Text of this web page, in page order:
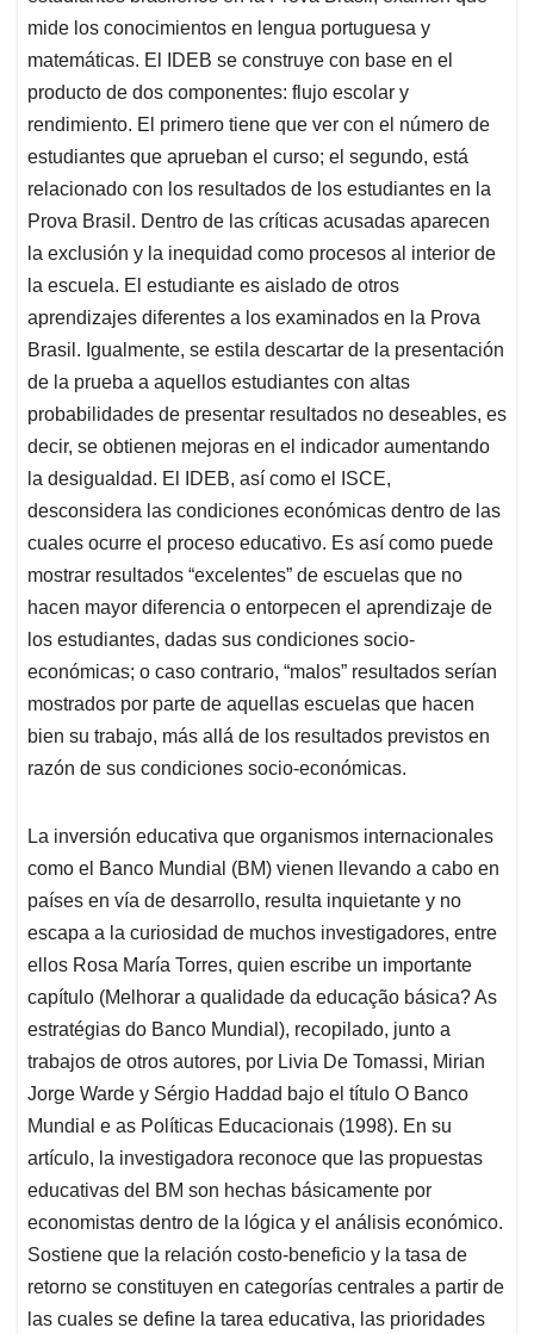
mide los conocimientos en lengua portuguesa y
matemáticas. El IDEB se construye con base en el
producto de dos componentes: flujo escolar y
rendimiento. El primero tiene que ver con el número de
estudiantes que aprueban el curso; el segundo, está
relacionado con los resultados de los estudiantes en la
Prova Brasil. Dentro de las críticas acusadas aparecen
la exclusión y la inequidad como procesos al interior de
la escuela. El estudiante es aislado de otros
aprendizajes diferentes a los examinados en la Prova
Brasil. Igualmente, se estila descartar de la presentación
de la prueba a aquellos estudiantes con altas
probabilidades de presentar resultados no deseables, es
decir, se obtienen mejoras en el indicador aumentando
la desigualdad. El IDEB, así como el ISCE,
desconsidera las condiciones económicas dentro de las
cuales ocurre el proceso educativo. Es así como puede
mostrar resultados “excelentes” de escuelas que no
hacen mayor diferencia o entorpecen el aprendizaje de
los estudiantes, dadas sus condiciones socio-
económicas; o caso contrario, “malos” resultados serían
mostrados por parte de aquellas escuelas que hacen
bien su trabajo, más allá de los resultados previstos en
razón de sus condiciones socio-económicas.
La inversión educativa que organismos internacionales
como el Banco Mundial (BM) vienen llevando a cabo en
países en vía de desarrollo, resulta inquietante y no
escapa a la curiosidad de muchos investigadores, entre
ellos Rosa María Torres, quien escribe un importante
capítulo (Melhorar a qualidade da educação básica? As
estratégias do Banco Mundial), recopilado, junto a
trabajos de otros autores, por Livia De Tomassi, Mirian
Jorge Warde y Sérgio Haddad bajo el título O Banco
Mundial e as Políticas Educacionais (1998). En su
artículo, la investigadora reconoce que las propuestas
educativas del BM son hechas básicamente por
economistas dentro de la lógica y el análisis económico.
Sostiene que la relación costo-beneficio y la tasa de
retorno se constituyen en categorías centrales a partir de
las cuales se define la tarea educativa, las prioridades